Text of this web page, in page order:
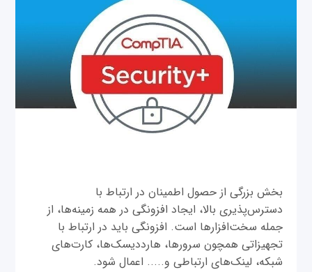
بخش بزرگی از حصول اطمینان در ارتباط با
دسترس‌پذیری بالا، ایجاد افزونگی در همه زمینه‌ها، از
جمله سخت‌افزارها است. افزونگی باید در ارتباط با
تجهیزاتی همچون سرورها، هارددیسک‌ها، کارت‌های
شبکه، لینک‌های ارتباطی و..... اعمال شود.